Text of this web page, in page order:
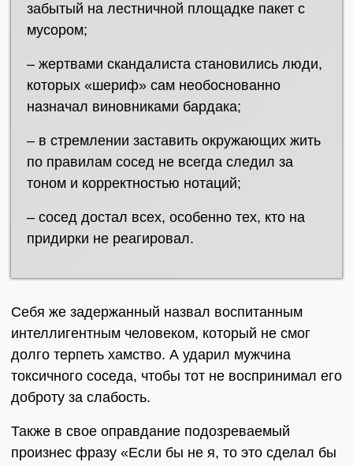
забытый на лестничной площадке пакет с
мусором;
– жертвами скандалиста становились люди,
которых «шериф» сам необоснованно
назначал виновниками бардака;
– в стремлении заставить окружающих жить
по правилам сосед не всегда следил за
тоном и корректностью нотаций;
– сосед достал всех, особенно тех, кто на
придирки не реагировал.
Себя же задержанный назвал воспитанным
интеллигентным человеком, который не смог
долго терпеть хамство. А ударил мужчина
токсичного соседа, чтобы тот не воспринимал его
доброту за слабость.
Также в свое оправдание подозреваемый
произнес фразу «Если бы не я, то это сделал бы